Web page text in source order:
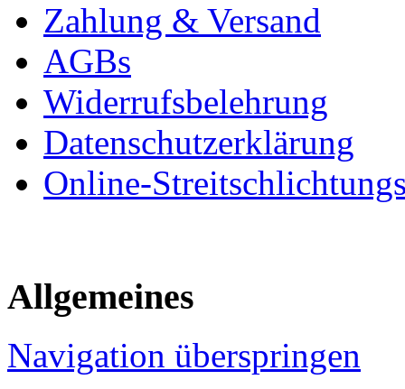
Zahlung & Versand
AGBs
Widerrufsbelehrung
Datenschutzerklärung
Online-
Allgemeines
Navigation überspringen